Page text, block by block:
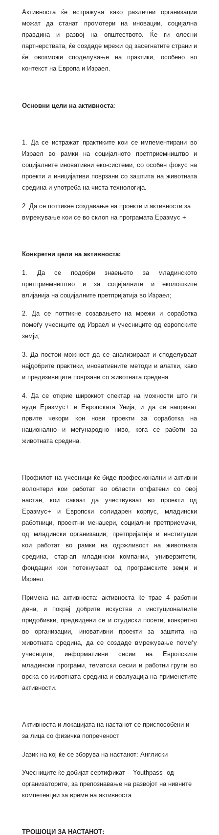
Активноста ќе истражува како различни организации
можат да станат промотери на иновации, социјална
правдина и развој на општеството. Ќе ги олесни
партнерствата, ќе создаде мрежи од засегнатите страни и
ќе овозможи споделување на практики, особено во
контекст на Европа и Израел.
Основни цели на активноста:
1. Да се истражат практиките кои се импементирани во
Израел во рамки на социјалното претприемништво и
социјалните иновативни еко-системи, со особен фокус на
проекти и иницијативи поврзани со заштита на животната
средина и употреба на чиста технологија.
2. Да се поттикне создавање на проекти и активности за
вмрежување кои се во склоп на програмата Еразмус +
Конкретни цели на активноста:
1. Да се подобри знаењето за младинското
претприемништво и за социјалните и еколошките
влијанија на социјалните претпријатија во Израел;
2. Да се поттикне созавањето на мрежи и соработка
помеѓу учеснците од Израел и учесниците од европските
земји;
3. Да постои можност да се анализираат и споделуваат
најдобрите практики, иновативните методи и алатки, како
и предизивиците поврзани со животната средина.
4. Да се открие широкиот спектар на можности што ги
нуди Еразмус+ и Европската Унија, и да се направат
првите чекори кон нови проекти за соработка на
национално и меѓународно ниво, кога се работи за
животната средина.
Профилот на учесници ќе биде професионални и активни
волонтери кои работат во области опфатени со овој
настан, кои сакаат да учествуваат во проекти од
Еразмус+ и Европски солидарен корпус, младински
работници, проектни менаџери, социјални претприемачи,
од младински организации, претпријатија и институции
кои работат во рамки на одржливост на животната
средина, стар-ап младински компании, универзитети,
фондации кои потекнуваат од програмските земји и
Израел.
Примена на активноста: активноста ќе трае 4 работни
дена, и покрај добрите искуства и инстуционалните
придобивки, предвидени се и студиски посети, конкретно
во организации, иновативни проекти за заштита на
животната средина, да се создаде вмрежување помеѓу
учеснците; информативни сесии на Европските
младински програми, тематски сесии и работни групи во
врска со животната средина и евалуација на применетите
активности.
Активноста и локацијата на настанот се приспособени и
за лица со физичка попреченост
Јазик на кој ќе се зборува на настанот: Англиски
Учесниците ќе добијат сертификат - Youthpass од
организаторите, за препознавање на развојот на нивните
компетенции за време на активноста.
ТРОШОЦИ ЗА НАСТАНОТ: